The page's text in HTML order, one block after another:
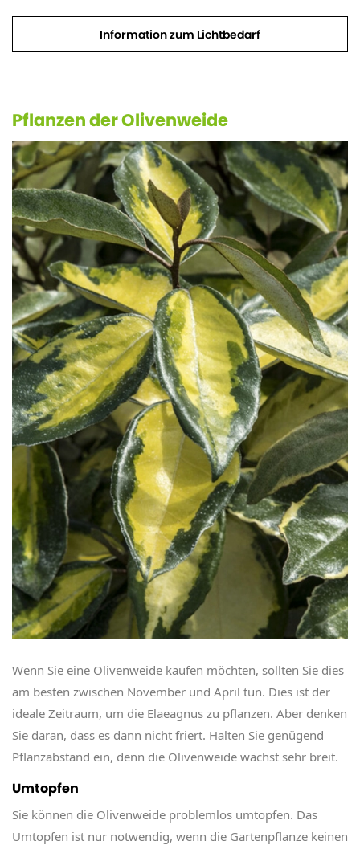
Information zum Lichtbedarf
Pflanzen der Olivenweide
Wenn Sie eine Olivenweide kaufen möchten, sollten Sie dies
am besten zwischen November und April tun. Dies ist der
ideale Zeitraum, um die Elaeagnus zu pflanzen. Aber denken
Sie daran, dass es dann nicht friert. Halten Sie genügend
Pflanzabstand ein, denn die Olivenweide wächst sehr breit.
Umtopfen
Sie können die Olivenweide problemlos umtopfen. Das
Umtopfen ist nur notwendig, wenn die Gartenpflanze keinen